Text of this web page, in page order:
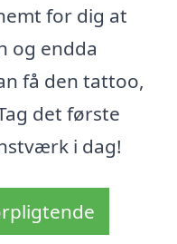
for dig at
og endda
få den tattoo,
det første
i dag!